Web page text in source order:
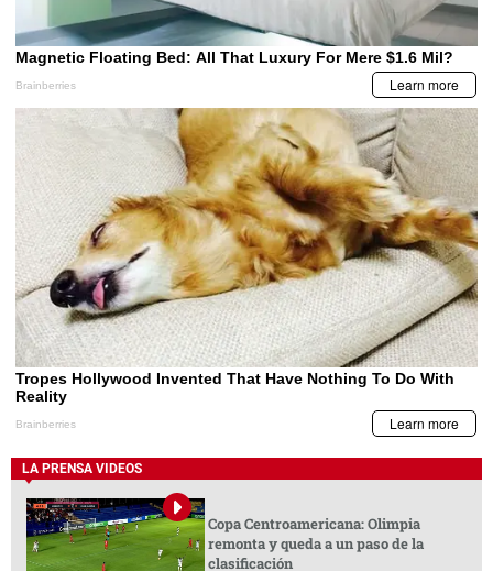
LA PRENSA VIDEOS
Copa Centroamericana: Olimpia
remonta y queda a un paso de la
clasificación